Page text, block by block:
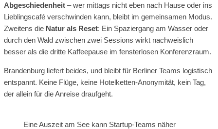
Abgeschiedenheit – wer mittags nicht eben nach Hause oder ins
Lieblingscafé verschwinden kann, bleibt im gemeinsamen Modus.
Zweitens die Natur als Reset: Ein Spaziergang am Wasser oder
durch den Wald zwischen zwei Sessions wirkt nachweislich
besser als die dritte Kaffeepause im fensterlosen Konferenzraum.
Brandenburg liefert beides, und bleibt für Berliner Teams logistisch
entspannt. Keine Flüge, keine Hotelketten-Anonymität, kein Tag,
der allein für die Anreise draufgeht.
Eine Auszeit am See kann Startup-Teams näher